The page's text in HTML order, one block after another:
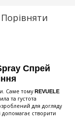
Порівняти
Спрей
Саме тому REVUELE
та густота
для догляду
створити